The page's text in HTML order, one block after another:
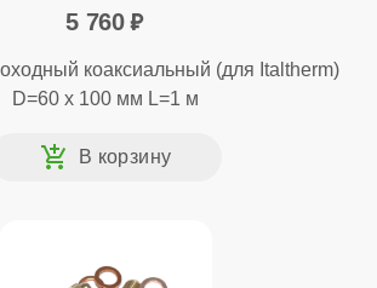
5 760
коаксиальный (для Italtherm)
D=60 x 100 мм L=1 м